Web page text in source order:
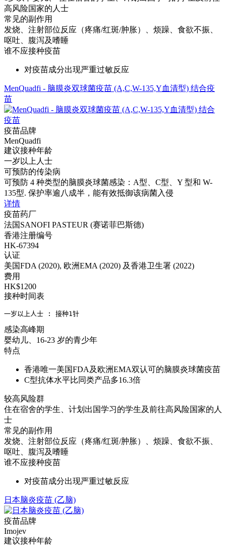
高风险国家的人士
常见的副作用
发烧、注射部位反应（疼痛/红斑/肿胀）、烦躁、食欲不振、
呕吐、腹泻及嗜睡
谁不应接种疫苗
对疫苗成分出现严重过敏反应
MenQuadfi - 脑膜炎双球菌疫苗 (A,C,W-135,Y血清型) 结合疫
苗
疫苗品牌
MenQuadfi
建议接种年龄
一岁以上人士
可预防的传染病
可预防 4 种类型的脑膜炎球菌感染：A型、C型、Y 型和 W-
135型. 保护率逾八成半，能有效抵御该病菌入侵
详情
疫苗药厂
法国SANOFI PASTEUR (赛诺菲巴斯德)
香港注册编号
HK-67394
认证
美国FDA (2020), 欧洲EMA (2020) 及香港卫生署 (2022)
费用
HK$1200
接种时间表
一岁以上人士 : 接种1针
感染高峰期
婴幼儿、16-23 岁的青少年
特点
香港唯一美国FDA及欧洲EMA双认可的脑膜炎球菌疫苗
C型抗体水平比同类产品多16.3倍
较高风险群
住在宿舍的学生、计划出国学习的学生及前往高风险国家的人
士
常见的副作用
发烧、注射部位反应（疼痛/红斑/肿胀）、烦躁、食欲不振、
呕吐、腹泻及嗜睡
谁不应接种疫苗
对疫苗成分出现严重过敏反应
日本脑炎疫苗 (乙脑)
疫苗品牌
Imojev
建议接种年龄